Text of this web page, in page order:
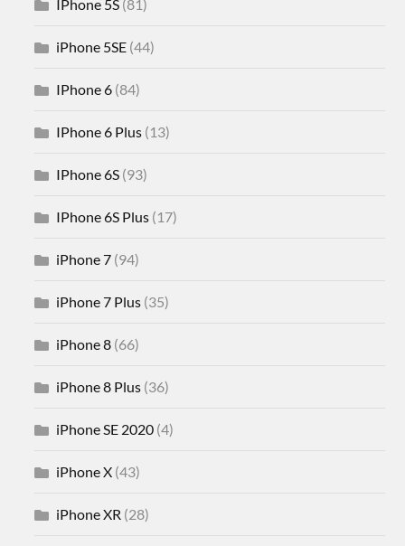
IPhone 5S (81)
iPhone 5SE (44)
IPhone 6 (84)
IPhone 6 Plus (13)
IPhone 6S (93)
IPhone 6S Plus (17)
iPhone 7 (94)
iPhone 7 Plus (35)
iPhone 8 (66)
iPhone 8 Plus (36)
iPhone SE 2020 (4)
iPhone X (43)
iPhone XR (28)